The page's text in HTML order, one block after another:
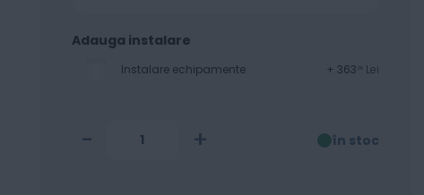
Adauga instalare
Instalare echipamente + 363 Lei
- + în stoc